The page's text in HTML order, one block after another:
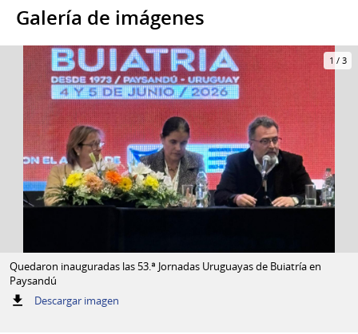
Galería de imágenes
1 / 3
Quedaron inauguradas las 53.ª Jornadas Uruguayas de Buiatría en
Paysandú
Descargar imagen: